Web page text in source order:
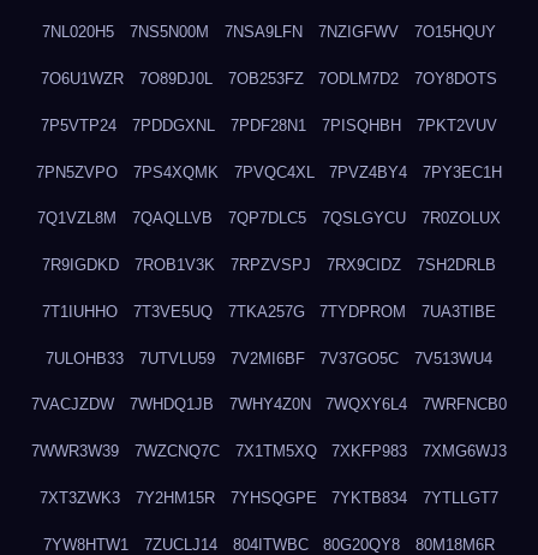
7NL020H5 7NS5N00M 7NSA9LFN 7NZIGFWV 7O15HQUY
7O6U1WZR 7O89DJ0L 7OB253FZ 7ODLM7D2 7OY8DOTS
7P5VTP24 7PDDGXNL 7PDF28N1 7PISQHBH 7PKT2VUV
7PN5ZVPO 7PS4XQMK 7PVQC4XL 7PVZ4BY4 7PY3EC1H
7Q1VZL8M 7QAQLLVB 7QP7DLC5 7QSLGYCU 7R0ZOLUX
7R9IGDKD 7ROB1V3K 7RPZVSPJ 7RX9CIDZ 7SH2DRLB
7T1IUHHO 7T3VE5UQ 7TKA257G 7TYDPROM 7UA3TIBE
7ULOHB33 7UTVLU59 7V2MI6BF 7V37GO5C 7V513WU4
7VACJZDW 7WHDQ1JB 7WHY4Z0N 7WQXY6L4 7WRFNCB0
7WWR3W39 7WZCNQ7C 7X1TM5XQ 7XKFP983 7XMG6WJ3
7XT3ZWK3 7Y2HM15R 7YHSQGPE 7YKTB834 7YTLLGT7
7YW8HTW1 7ZUCLJ14 804ITWBC 80G20QY8 80M18M6R